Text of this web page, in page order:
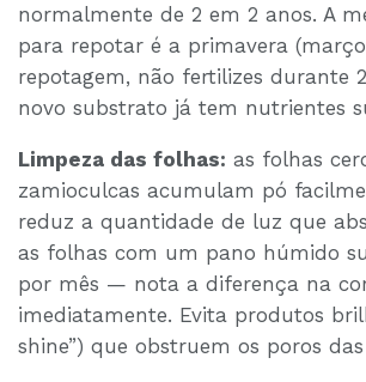
normalmente de 2 em 2 anos. A
para repotar é a primavera
repotagem, não fertilizes durante
novo substrato já tem nutrientes
Limpeza das folhas: as folhas
zamioculcas acumulam pó
reduz a quantidade de luz que
as folhas com um pano húmido
por mês — nota a diferença na
imediatamente. Evita produtos
shine”) que obstruem os poros